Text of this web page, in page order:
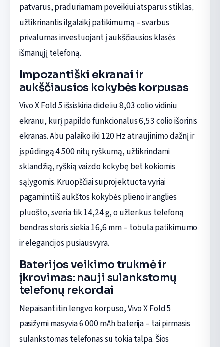
patvarus, praduriamam poveikiui atsparus stiklas,
užtikrinantis ilgalaikį patikimumą – svarbus
privalumas investuojant į aukščiausios klasės
išmanųjį telefoną.
Impozantiški ekranai ir
aukščiausios kokybės korpusas
Vivo X Fold 5 išsiskiria dideliu 8,03 colio vidiniu
ekranu, kurį papildo funkcionalus 6,53 colio išorinis
ekranas. Abu palaiko iki 120 Hz atnaujinimo dažnį ir
įspūdingą 4 500 nitų ryškumą, užtikrindami
sklandžią, ryškią vaizdo kokybę bet kokiomis
sąlygomis. Kruopščiai suprojektuota vyriai
pagaminti iš aukštos kokybės plieno ir anglies
pluošto, sveria tik 14,24 g, o užlenkus telefoną
bendras storis siekia 16,6 mm – tobula patikimumo
ir elegancijos pusiausvyra.
Baterijos veikimo trukmė ir
įkrovimas: nauji sulankstomų
telefonų rekordai
Nepaisant itin lengvo korpuso, Vivo X Fold 5
pasižymi masyvia 6 000 mAh baterija – tai pirmasis
sulankstomas telefonas su tokia talpa. Šios